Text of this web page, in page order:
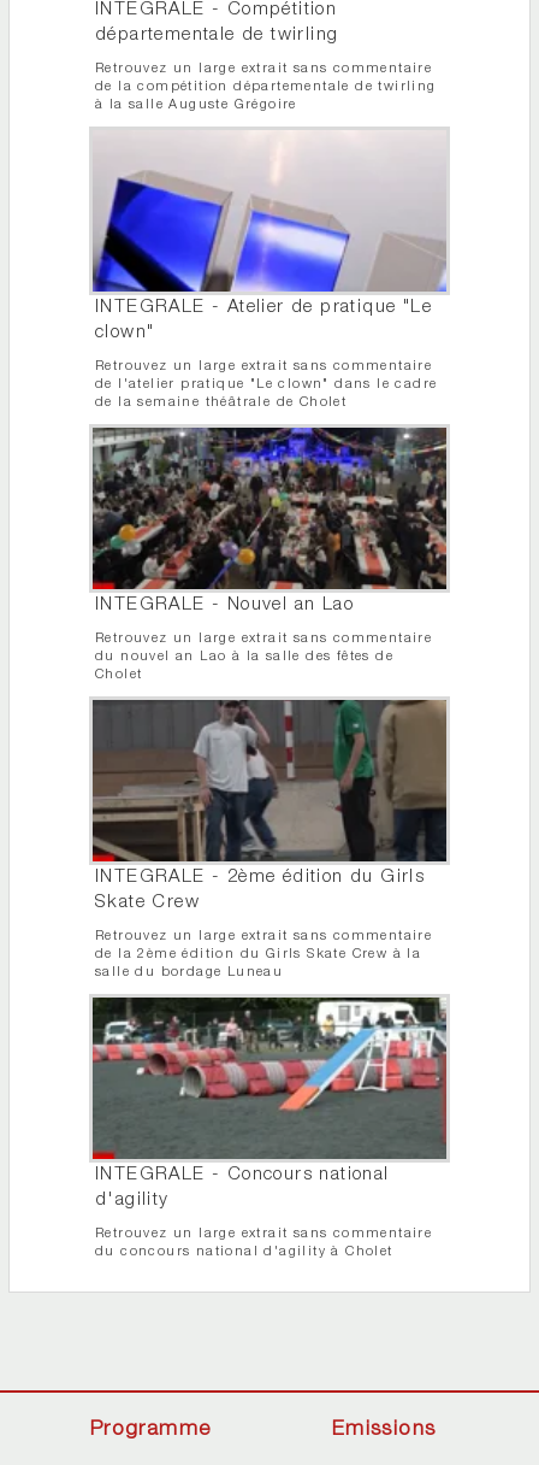
INTEGRALE - Compétition
départementale de twirling
Retrouvez un large extrait sans commentaire
de la compétition départementale de twirling
à la salle Auguste Grégoire
INTEGRALE - Atelier de pratique "Le
clown"
Retrouvez un large extrait sans commentaire
de l'atelier pratique "Le clown" dans le cadre
de la semaine théâtrale de Cholet
INTEGRALE - Nouvel an Lao
Retrouvez un large extrait sans commentaire
du nouvel an Lao à la salle des fêtes de
Cholet
INTEGRALE - 2ème édition du Girls
Skate Crew
Retrouvez un large extrait sans commentaire
de la 2ème édition du Girls Skate Crew à la
salle du bordage Luneau
INTEGRALE - Concours national
d'agility
Retrouvez un large extrait sans commentaire
du concours national d'agility à Cholet
Programme Emissions